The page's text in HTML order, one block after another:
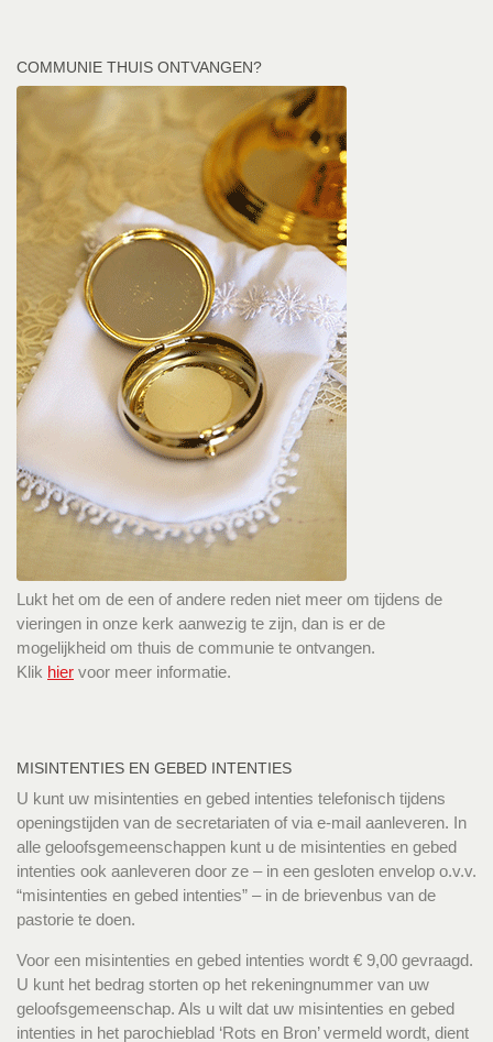
COMMUNIE THUIS ONTVANGEN?
Lukt het om de een of andere reden niet meer om tijdens de
vieringen in onze kerk aanwezig te zijn, dan is er de
mogelijkheid om thuis de communie te ontvangen.
Klik hier voor meer informatie.
MISINTENTIES EN GEBED INTENTIES
U kunt uw misintenties en gebed intenties telefonisch tijdens
openingstijden van de secretariaten of via e-mail aanleveren. In
alle geloofsgemeenschappen kunt u de misintenties en gebed
intenties ook aanleveren door ze – in een gesloten envelop o.v.v.
“misintenties en gebed intenties” – in de brievenbus van de
pastorie te doen.
Voor een misintenties en gebed intenties wordt € 9,00 gevraagd.
U kunt het bedrag storten op het rekeningnummer van uw
geloofsgemeenschap. Als u wilt dat uw misintenties en gebed
intenties in het parochieblad ‘Rots en Bron’ vermeld wordt, dient